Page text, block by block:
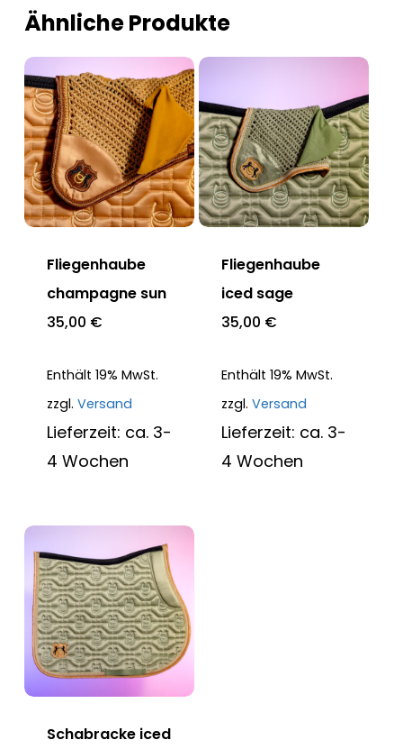
Es befinden sich keine
Go To Shop
Ähnliche Produkte
Fliegenhaube
champagne sun
35,00 €
Enthält 19% MwSt.
zzgl. Versand
Lieferzeit: ca. 3-
4 Wochen
Fliegenhaube
iced sage
35,00 €
Enthält 19% MwSt.
zzgl.Versand
Lieferzeit: ca. 3-
4 Wochen
Schabracke iced